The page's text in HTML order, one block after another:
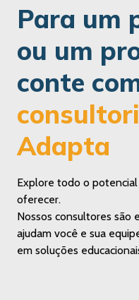
Para um
ou um
conte
Adapta
Explore todo o
oferecer.
Nossos consultores são
ajudam você e sua
em soluções